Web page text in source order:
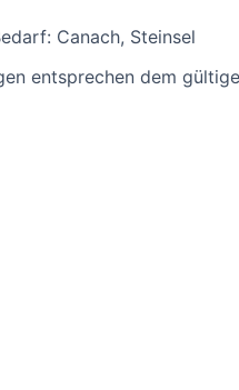
Canach, Steinsel
entsprechen dem